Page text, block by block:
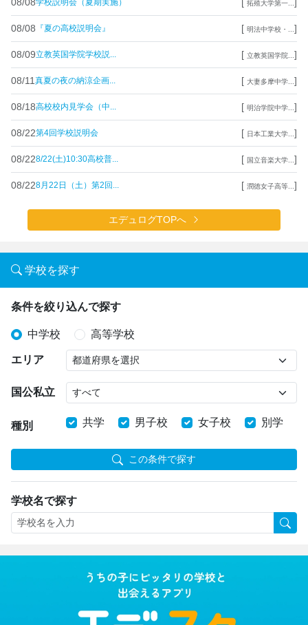
学校説明会（夏期実施） 拓殖大学第一...
08/08 『夏の高校説明会』 [ 明法中学校・... ]
08/09立教英国学院学校説... [ 立教英国学院... ]
08/11 真夏の夜の納涼企画... [ 大妻多摩中学... ]
08/18高校校内見学会（中... [ 明治学院中学... ]
08/22第4回学校説明会 [ 日本工業大学... ]
08/228/22(土)10:30高校普... [ 国立音楽大学... ]
08/228月22日（土）第2回... [ 潤徳女子高等... ]
エデュログTOPへ
学校を探す
条件を絞り込んで探す
中学校 高等学校
エリア
国公私立
種別 共学 男子校 女子校 別学
この条件で探す
学校名で探す